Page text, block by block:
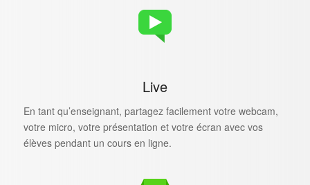
Live
En tant qu’enseignant, partagez facilement votre webcam,
votre micro, votre présentation et votre écran avec vos
élèves pendant un cours en ligne.